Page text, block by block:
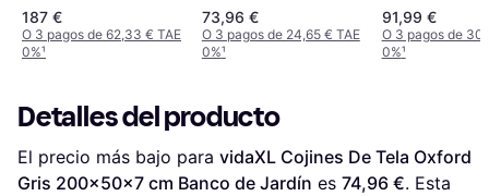
187 €
O 3 pagos de 62,33 € TAE
0%¹
73,96 €
O 3 pagos de 24,65 € TAE
0%¹
91,99 €
O 3 pagos de
0%¹
Detalles del producto
El precio más bajo para vidaXL Cojines De Tela Oxford
Gris 200x50x7 cm Banco de Jardín es 74,96 €. Esta